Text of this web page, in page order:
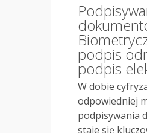
podpis
podpis
W dobie
odpowiedniej
podpisywania
staje się